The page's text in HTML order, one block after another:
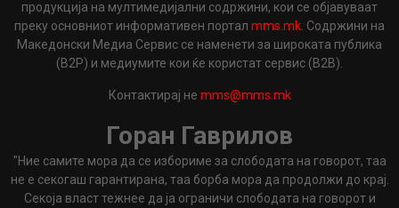
продукција на мултимедијални содржини, кои се објавуваат
преку основниот информативен портал mms.mk. Содржини на
Македонски Медиа Сервис се наменети за широката публика
(B2P) и медиумите кои ќе користат сервис (B2B).
Контактирај не mms@mms.mk
Горан Гаврилов
"Ние самите мора да се избориме за слободата на говорот, таа
не е секогаш гарантирана, таа борба мора да продолжи до крај.
Секоја власт тежнее да ја ограничи слободата на говорот и